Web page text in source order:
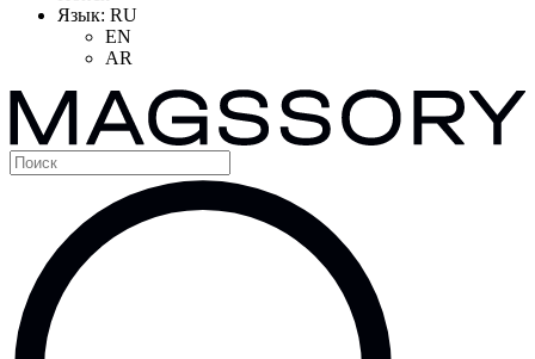
Язык: RU
EN
AR